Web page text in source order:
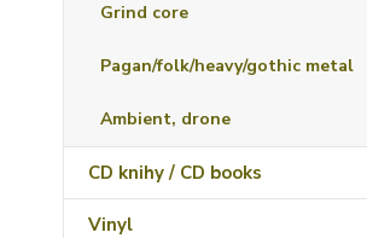
Grind core
Pagan/folk/heavy/gothic metal
Ambient, drone
CD knihy / CD books
Vinyl